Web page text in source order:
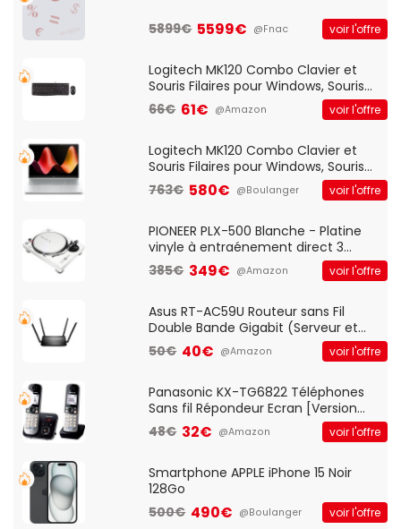
5899€ 5599€ @Fnac voir l'offre
Logitech MK120 Combo Clavier et
Souris Filaires pour Windows, Souris
Optique Filaire, Connexion USB Plug
And Play, Confortable, Taille
QWERTY UK - Noir
66€ 61€ @Amazon voir l'offre
Logitech MK120 Combo Clavier et
Souris Filaires pour Windows, Souris
Optique Filaire, Connexion USB Plug
And Play, Confortable, Taille
QWERTY UK - Noir
763€ 580€ @Boulanger voir l'offre
PIONEER PLX-500 Blanche - Platine
vinyle à entraénement direct 3
vitesses (33-45-78 trs/min) avec
pre-ampli intégré et port USB
385€ 349€ @Amazon voir l'offre
Asus RT-AC59U Routeur sans Fil
Double Bande Gigabit (Serveur et
Client VPN, Triple Vlan, Mode Point
d'accès et Bridge, contrôle Parental,
50€ 40€ @Amazon voir l'offre
Panasonic KX-TG6822 Téléphones
Sans fil Répondeur Ecran [Version
Française]
48€ 32€ @Amazon voir l'offre
Smartphone APPLE iPhone 15 Noir
128Go
500€ 490€ @Boulanger voir l'offre